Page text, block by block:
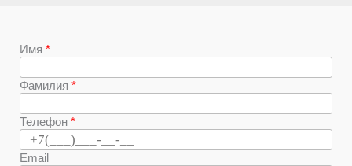
Имя
Фамилия
Телефон
Email